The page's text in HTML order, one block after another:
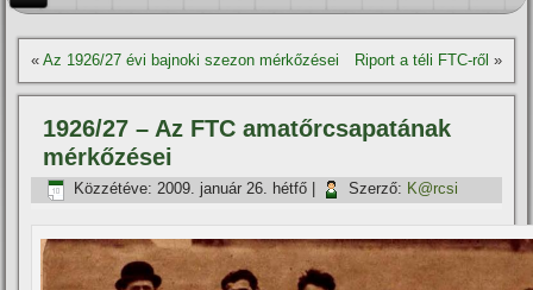
«Az 1926/27 évi bajnoki szezon mérkőzései Riport a téli FTC-ről »
1926/27 – Az FTC amatőrcsapatának
mérkőzései
Közzétéve: 2009. január 26. hétfő Szerző: K@rcsi